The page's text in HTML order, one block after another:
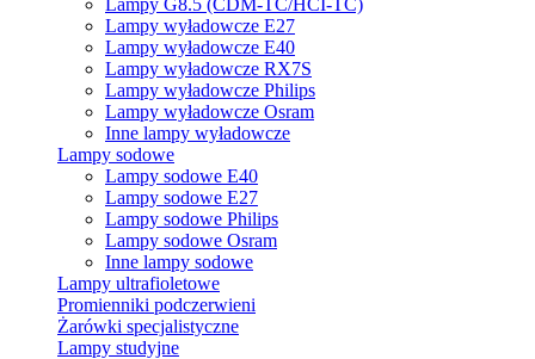
Lampy wyładowcze E27
Lampy wyładowcze E40
Lampy wyładowcze RX7S
Lampy wyładowcze Philips
Lampy wyładowcze Osram
Inne lampy wyładowcze
Lampy sodowe
Lampy sodowe E40
Lampy sodowe E27
Lampy sodowe Philips
Lampy sodowe Osram
Inne lampy sodowe
Lampy ultrafioletowe
Promienniki podczerwieni
Żarówki specjalistyczne
Lampy studyjne